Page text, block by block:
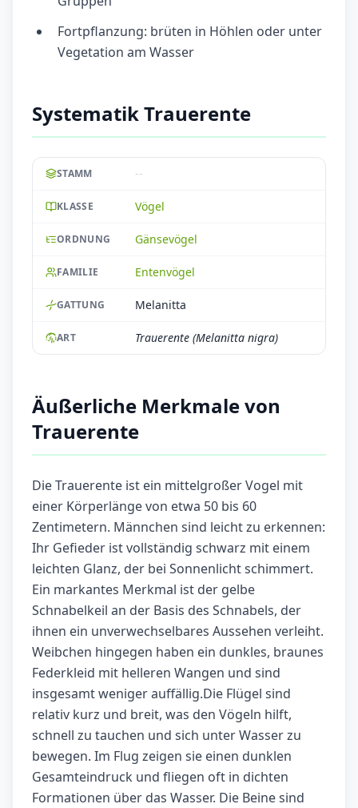
Fortpflanzung: brüten in Höhlen oder unter
Vegetation am Wasser
Systematik Trauerente
STAMM --
KLASSE Vögel
ORDNUNG Gänsevögel
FAMILIE Entenvögel
GATTUNG Melanitta
ART Trauerente (Melanitta nigra)
Äußerliche Merkmale von
Trauerente
Die Trauerente ist ein mittelgroßer Vogel mit
einer Körperlänge von etwa 50 bis 60
Zentimetern. Männchen sind leicht zu erkennen:
Ihr Gefieder ist vollständig schwarz mit einem
leichten Glanz, der bei Sonnenlicht schimmert.
Ein markantes Merkmal ist der gelbe
Schnabelkeil an der Basis des Schnabels, der
ihnen ein unverwechselbares Aussehen verleiht.
Weibchen hingegen haben ein dunkles, braunes
Federkleid mit helleren Wangen und sind
insgesamt weniger auffällig.Die Flügel sind
relativ kurz und breit, was den Vögeln hilft,
schnell zu tauchen und sich unter Wasser zu
bewegen. Im Flug zeigen sie einen dunklen
Gesamteindruck und fliegen oft in dichten
Formationen über das Wasser. Die Beine sind